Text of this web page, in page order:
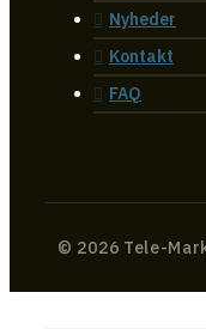
Nyheder
Kontakt
FAQ
© 2026 Tele-